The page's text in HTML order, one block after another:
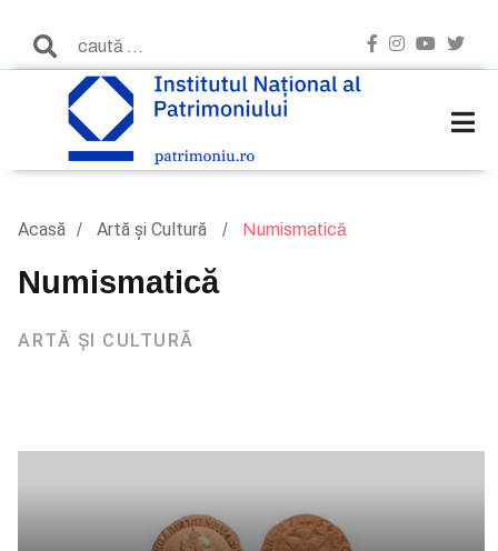
Acasă Artă și Cultură Numismatică
Numismatică
ARTĂ ȘI CULTURĂ